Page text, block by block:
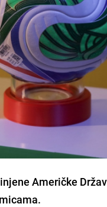
Američke